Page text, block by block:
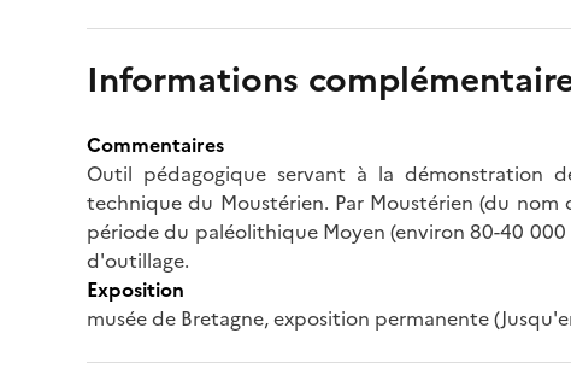
Informations
Commentaires
Outil pédagogique servant à la démonstration
technique du Moustérien. Par Moustérien (du
période du paléolithique Moyen (environ 80-40
d'outillage.
Exposition
musée de Bretagne, exposition permanente